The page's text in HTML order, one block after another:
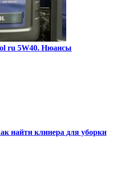
ru 5W40. Нюансы
найти клинера для уборки